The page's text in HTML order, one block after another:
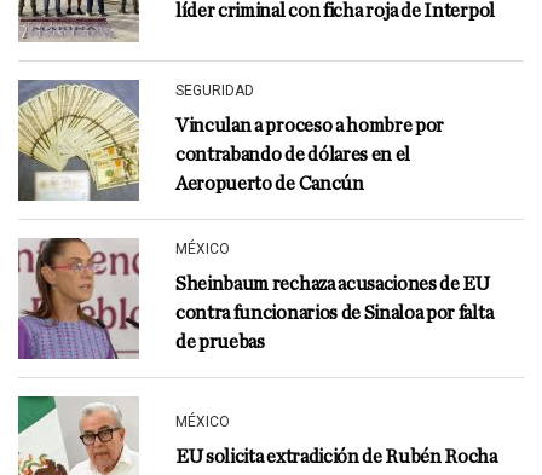
líder criminal con ficha roja de Interpol
SEGURIDAD
Vinculan a proceso a hombre por
contrabando de dólares en el
Aeropuerto de Cancún
MÉXICO
Sheinbaum rechaza acusaciones de EU
contra funcionarios de Sinaloa por falta
de pruebas
MÉXICO
EU solicita extradición de Rubén Rocha